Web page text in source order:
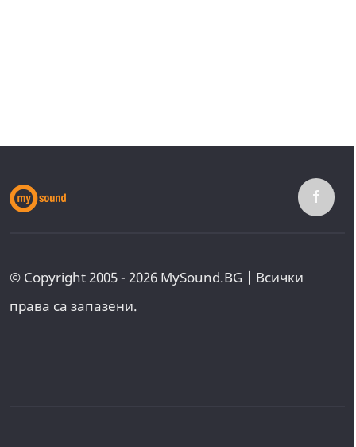
© Copyright 2005 - 2026 MySound.BG | Всички
права са запазени.